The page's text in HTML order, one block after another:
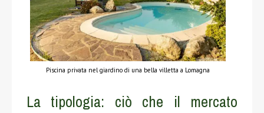
Piscina privata nel giardino di una bella villetta a Lomagna
La tipologia: ciò che il mercato